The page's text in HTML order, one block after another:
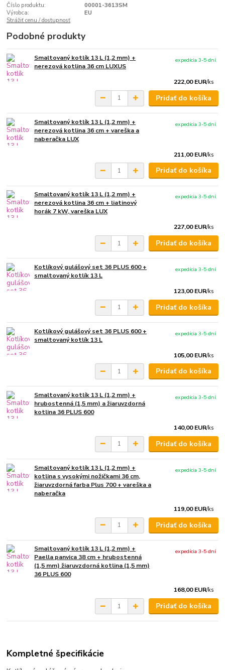
Číslo produktu:
00001-3613SM
Výrobca:
EU
Strážiť cenu / dostupnosť
Podobné produkty
Smaltovaný kotlík 13 L (1,2 mm) +
nerezová kotlina 36 cm LUXUS
222,00 EUR/ks
expedícia 3-5 dní
Pridať do košíka
Smaltovaný kotlík 13 L (1,2 mm) +
nerezová kotlina 36 cm + vareška a
naberačka LUX
211,00 EUR/ks
expedícia 3-5 dní
Pridať do košíka
Smaltovaný kotlík 13 L (1,2 mm) +
nerezová kotlina 36 cm + liatinový
horák 7 kW, vareška LUX
227,00 EUR/ks
expedícia 3-5 dní
Pridať do košíka
Kotlíkový gulášový set 36 PLUS 600 +
smaltovaný kotlík 13 L
123,00 EUR/ks
expedícia 3-5 dní
Pridať do košíka
Kotlíkový gulášový set 36 PLUS 600 +
smaltovaný kotlík 13 L
105,00 EUR/ks
expedícia 3-5 dní
Pridať do košíka
Smaltovaný kotlík 13 L (1,2 mm) +
hrubostenná (1,5 mm) a žiaruvzdorná
kotlina 36 PLUS 600
140,00 EUR/ks
expedícia 3-5 dní
Pridať do košíka
Smaltovaný kotlík 13 L (1,2 mm) +
kotlina s vysokými nožičkami 36 cm,
žiaruvzdorná farba Plus 700 + vareška a
naberačka
119,00 EUR/ks
expedícia 3-5 dní
Pridať do košíka
Smaltovaný kotlík 13 L (1,2 mm) +
Paella panvica 38 cm + hrubostenná
(1,5 mm) žiaruvzdorná kotlina (1,5 mm)
36 PLUS 600
168,00 EUR/ks
expedícia 3-5 dní
Pridať do košíka
Kompletné špecifikácie